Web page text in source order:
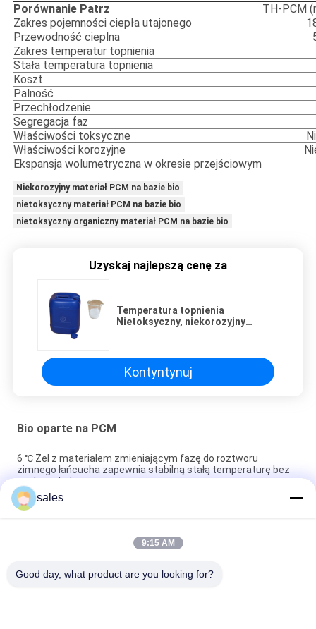
Porównanie Patrz
TH-PCM
Zakres pojemności ciepła utajonego
Przewodność cieplna
Zakres temperatur topnienia
Stała temperatura topnienia
Koszt
Palność
Przechłodzenie
Segregacja faz
Właściwości toksyczne
Właściwości korozyjne
Ekspansja wolumetryczna w okresie przejściowym
Niekorozyjny materiał PCM na bazie bio
nietoksyczny materiał PCM na bazie bio
nietoksyczny organiczny materiał PCM na bazie bio
Uzyskaj najlepszą cenę za
Temperatura topnienia
Nietoksyczny, niekorozyjny
Kontyntynuj
Bio oparte na PCM
6 ℃ Żel z materiałem zmieniającym fazę do roztworu
zimnego łańcucha zapewnia stabilną stałą temperaturę bez
suchego lodu
Organiczny termoregulowany materiał zmiennofazowy oparty
na biotechnologii o wysokiej pojemności cieplnej
SL-PCMs Pure Nature Organiczny bio materiał
sales
9:15 AM
Good day, what product are you looking for?